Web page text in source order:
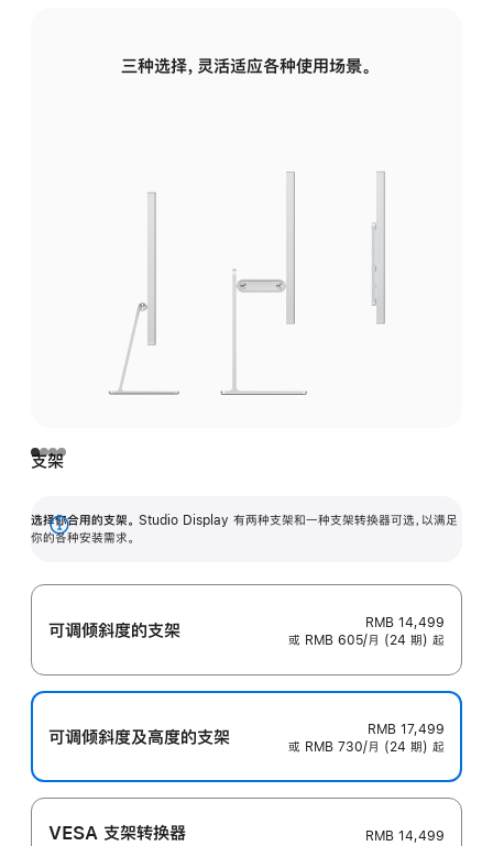
三种选择，灵活适应各种使用场景。
支架
选择你合用的支架。 Studio Display 有两种支架和一种支架转换器可选，以满足
你的各种安装需求。
展
可调倾斜度的支架
RMB 14,499
或 RMB 605/月 (24 期) 起
可调倾斜度及高‍度的支‍架
RMB 17,499
或 RMB 730/月 (24 期) 起
VESA 支架转换器
RMB 14,499